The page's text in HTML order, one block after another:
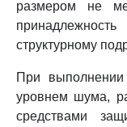
размером не
структурному
При
уровнем шума,
средствами